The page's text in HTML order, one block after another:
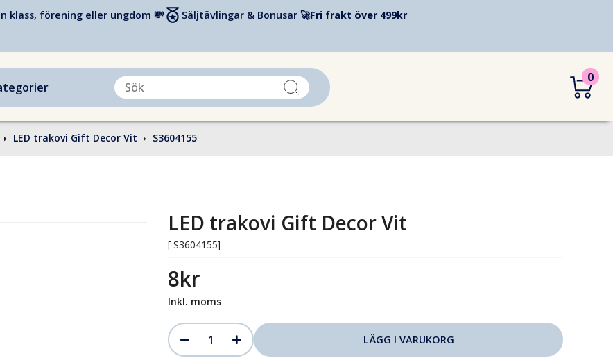
klass, förening eller ungdom 💸 Säljtävlingar & Bonusar 🚀Fri frakt över 499kr
0
LED trakovi Gift Decor Vit S3604155
LED trakovi Gift Decor Vit
[ S3604155]
8kr
Inkl. moms